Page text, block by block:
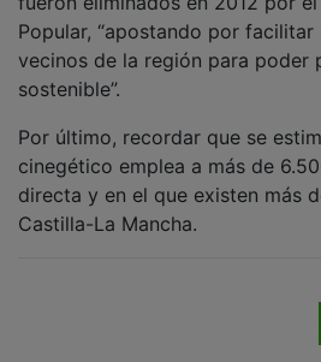
Popular, “apostando por facilitar
vecinos de la región para poder
sostenible”.
cinegético emplea a más de
directa y en el que existen más
Castilla-La Mancha.